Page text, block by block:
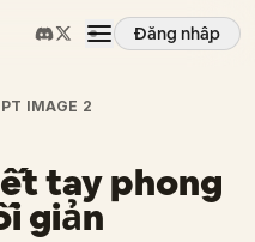
Đăng nhập
IMAGE 2
tay phong
giản